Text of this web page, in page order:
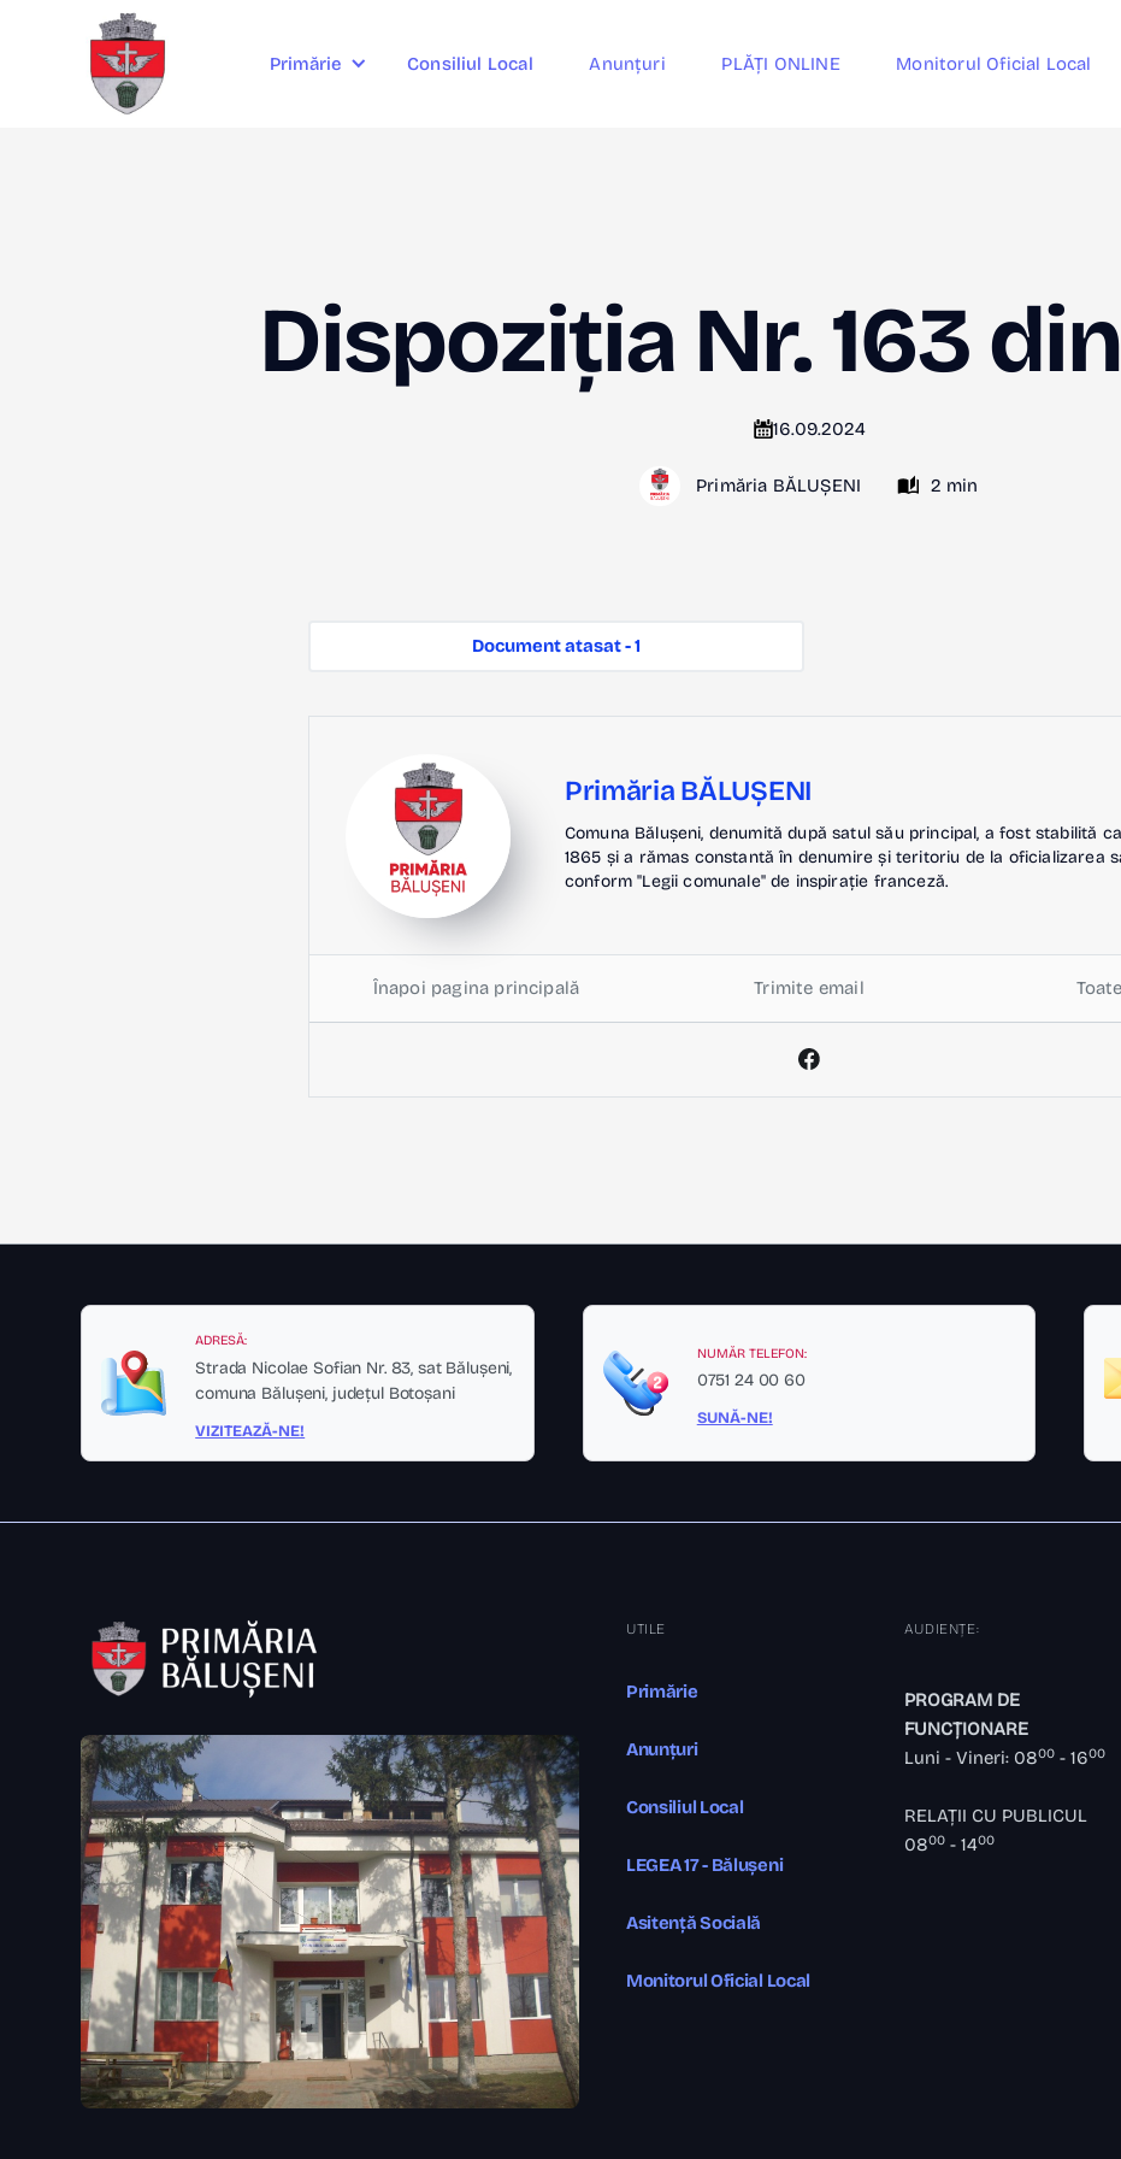
Primărie Consiliul Local Anunțuri PLĂȚI ONLINE Monitorul Oficial Local
Dispoziția Nr. 163
16.09.2024
Primăria BĂLUȘENI 2 min
Document atasat - 1
Primăria BĂLUȘENI
Comuna Bălușeni, denumită după satul său principal, a fost stabilită
1865 și a rămas constantă în denumire și teritoriu de la oficializarea
conform "Legii comunale" de inspirație franceză.
Înapoi pagina principală Trimite email
ADRESĂ:
Strada Nicolae Sofian Nr. 83, sat Bălușeni,
comuna Bălușeni, județul Botoșani
VIZITEAZĂ-NE!
NUMĂR TELEFON:
0751 24 00 60
SUNĂ-NE!
UTILE
Primărie
Anunțuri
Consiliul Local
LEGEA 17 - Bălușeni
Asitență Socială
Monitorul Oficial Local
AUDIENȚE:
PROGRAM DE
FUNCȚIONARE
Luni - Vineri: 0800- 1600
RELAȚII CU PUBLICUL
0800- 1400